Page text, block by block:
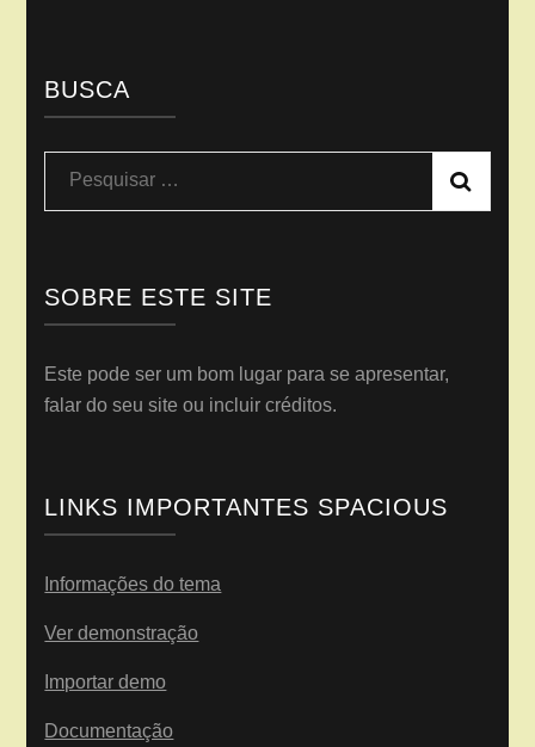
BUSCA
Pesquisar
por:
SOBRE ESTE SITE
Este pode ser um bom lugar para se apresentar,
falar do seu site ou incluir créditos.
LINKS IMPORTANTES SPACIOUS
Informações do tema
Ver demonstração
Importar demo
Documentação